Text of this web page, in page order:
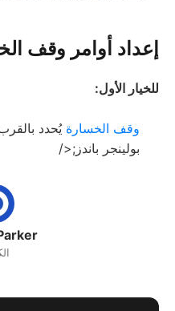
إعداد أوامر وقف
للخيار الأول:
وقف الخسارة يُحدد
بولينجر باندز;</